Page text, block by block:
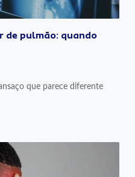
de pulmão: quando
que parece diferente